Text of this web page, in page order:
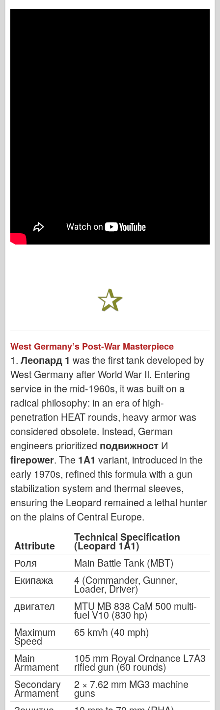
West Germany’s Post-War Masterpiece
1. Леопард 1 was the first tank developed by
West Germany after World War II. Entering
service in the mid-1960s, it was built on a
radical philosophy: in an era of high-
penetration HEAT rounds, heavy armor was
considered obsolete. Instead, German
engineers prioritized подвижност И
firepower. The 1A1 variant, introduced in the
early 1970s, refined this formula with a gun
stabilization system and thermal sleeves,
ensuring the Leopard remained a lethal hunter
on the plains of Central Europe.
Attribute
Technical Specification
(Leopard 1A1)
Роля
Main Battle Tank (MBT)
Екипажа
4 (Commander, Gunner,
Loader, Driver)
двигател
MTU MB 838 CaM 500 multi-
fuel V10 (830 hp)
Maximum
Speed
65 km/h (40 mph)
Main
Armament
105 mm Royal Ordnance L7A3
rifled gun (60 rounds)
Secondary
Armament
2 × 7.62 mm MG3 machine
guns